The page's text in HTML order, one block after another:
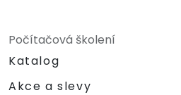
Počítačová školení
Katalog
Akce a slevy